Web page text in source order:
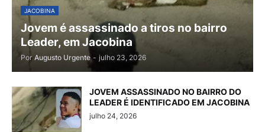
JACOBINA
Jovem é assassinado a tiros no bairro
Leader, em Jacobina
Por Augusto Urgente - julho 23, 2026
JOVEM ASSASSINADO NO BAIRRO DO
LEADER É IDENTIFICADO EM JACOBINA
julho 24, 2026